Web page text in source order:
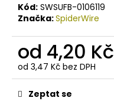
Kód: SWSUFB-0106119
Značka:SpiderWire
od 4,20 Kč
od 3,47 Kč bez DPH
Měrná
cena:Zeptat se
D
o
p
o
r
u
č